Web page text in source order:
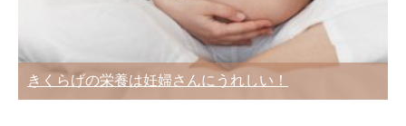
きくらげの栄養は妊婦さんにうれしい！